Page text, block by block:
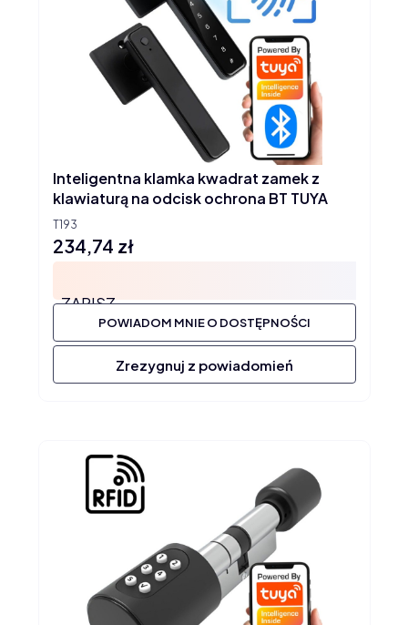
T193
Inteligentna klamka kwadrat zamek z
klawiaturą na odcisk ochrona BT TUYA
Cena
234,74 zł
ZAPISZ
POWIADOM MNIE O DOSTĘPNOŚCI
Zrezygnuj z powiadomień